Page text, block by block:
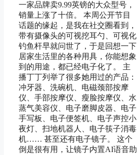
一家品牌卖9.99英镑的大众型号，
销量上涨了十倍。 本周公开节目
话题的缘起，是我在社交圈看到，
带有摄像头的可视挖耳勺、可视化
钓鱼杆早就问世了，于是回想一下
居家生活里的各种用具，你能想象
到的用途，都已经电子化了。 主
播丁丁列举了很多她用过的产品：
冲牙器、洗碗机、电磁颈部按摩
仪、手部按摩仪、瘦脸按摩仪、水
蒸气美容仪、电子磨脚皮器、电子
手写板、电子便签机、电子声控小
夜灯、扫地机器人、电子筷子消毒
机…… 甚至还有电子镜子。 这个
倒是很有用，让镜子内置AI语音助